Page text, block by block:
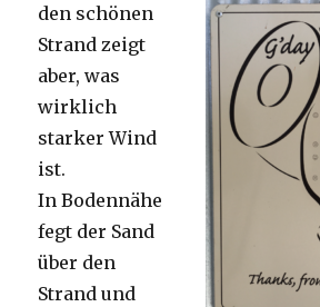
den schönen
Strand zeigt
aber, was
wirklich
starker Wind
ist.
In Bodennähe
fegt der Sand
über den
Strand und